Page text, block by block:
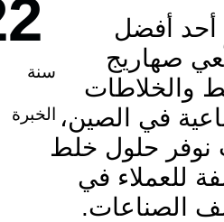
الصين،
خلط
في
سنة
الخبرة
22
+